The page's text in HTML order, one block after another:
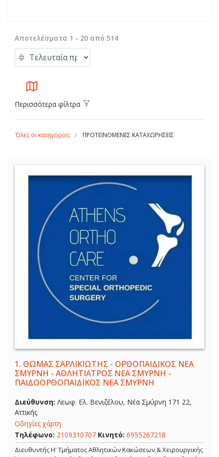
Αποτελέσματα 1 - 20 από 514
Περισσότερα φίλτρα
Όλες οι κατηγορίες ΠΡΟΤΕΙΝΟΜΕΝΕΣ ΚΑΤΑΧΩΡΗΣΕΙΣ
1. ΘΩΜΑΣ ΣΑΡΛΙΚΙΩΤΗΣ - ΟΡΘΟΠΑΙΔΙΚΟΣ ΝΕΑ
ΣΜΥΡΝΗ - ΑΘΛΗΤΙΑΤΡΟΣ ΝΕΑ ΣΜΥΡΝΗ -
ΠΑΙΔΟΟΡΘΟΠΑΙΔΙΚΟΣ ΝΕΑ ΣΜΥΡΝΗ
Διεύθυνση: Λεωφ. Ελ. Βενιζέλου, Νέα Σμύρνη 171 22,
Αττικής
Οδηγίες χάρτη
Τηλέφωνο: 2109310707 Κινητό: 6955267218
Διευθυντής Η' Τμήματος Αθλητικών Κακώσεων & Χειρουργικής